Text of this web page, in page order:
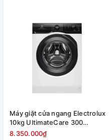
Máy giặt cửa ngang Electrolux
10kg UltimateCare 300
EWF1024D3EC
8.350.000₫